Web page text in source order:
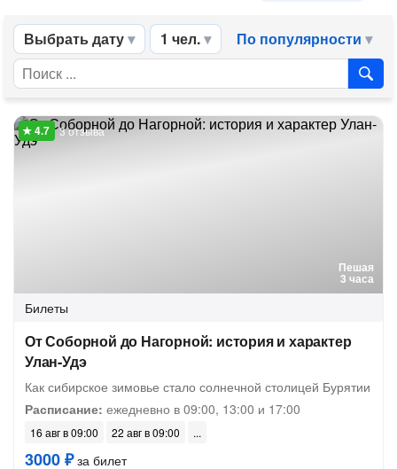
Выбрать дату 1 чел. По популярности
Пешая
3 часа
3 отзыва
Билеты
От Соборной до Нагорной: история и характер
Улан-Удэ
Как сибирское зимовье стало солнечной столицей Бурятии
Расписание: ежедневно в 09:00, 13:00 и 17:00
16 авг в 09:00 22 авг в 09:00
3000 ₽за билет